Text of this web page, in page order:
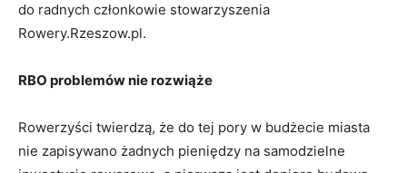
do radnych członkowie stowarzyszenia
Rowery.Rzeszow.pl.
RBO problemów nie rozwiąże
Rowerzyści twierdzą, że do tej pory w budżecie miasta
nie zapisywano żadnych pieniędzy na samodzielne